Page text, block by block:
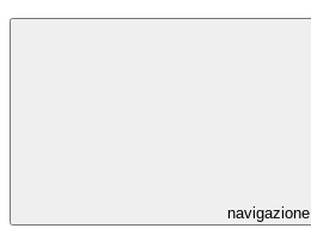
navigazione